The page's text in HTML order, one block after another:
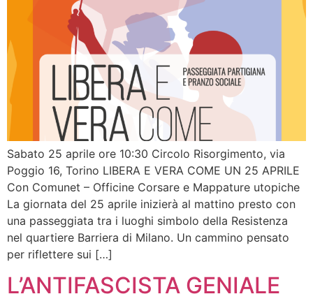
Sabato 25 aprile ore 10:30 Circolo Risorgimento, via
Poggio 16, Torino LIBERA E VERA COME UN 25 APRILE
Con Comunet – Officine Corsare e Mappature utopiche
La giornata del 25 aprile inizierà al mattino presto con
una passeggiata tra i luoghi simbolo della Resistenza
nel quartiere Barriera di Milano. Un cammino pensato
per riflettere sui […]
L’ANTIFASCISTA GENIALE